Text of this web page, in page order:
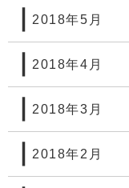
2018年5月
2018年4月
2018年3月
2018年2月